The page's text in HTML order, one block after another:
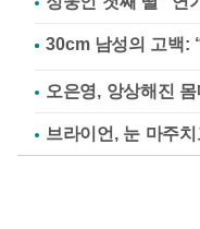
오은영, 앙상해진
브라이언, 눈 마주